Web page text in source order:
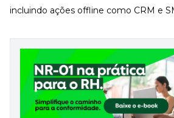
incluindo ações offline como CRM e